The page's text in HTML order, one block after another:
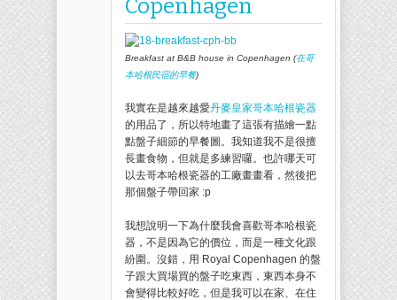
Copenhagen
Breakfast at B&B house in Copenhagen (在哥
本哈根民宿的早餐)
我實在是越來越愛丹麥皇家哥本哈根瓷器
的用品了，所以特地畫了這張有描繪一點
點盤子細節的早餐圖。我知道我不是很擅
長畫食物，但就是多練習囉。也許哪天可
以去哥本哈根瓷器的工廠畫畫看，然後把
那個盤子帶回家 :p
我想說明一下為什麼我會喜歡哥本哈根瓷
器，不是因為它的價位，而是一種文化跟
紛圍。沒錯，用 Royal Copenhagen 的盤
子跟大買場買的盤子吃東西，東西本身不
會變得比較好吃，但是我可以在家、在住